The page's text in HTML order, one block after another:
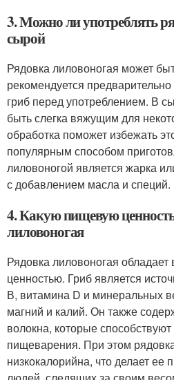
3. Можно ли употреблять
сырой
Рядовка лиловоногая может
рекомендуется
гриб перед употреблением. В
быть слегка вяжущим для
обработка поможет избежать
популярным способом
лиловоногой является жарка
с добавлением масла и специй.
4. Какую пищевую
лиловоногая
Рядовка лиловоногая
ценностью. Гриб является
В, витамина D и минеральных
магний и калий. Он также
волокна, которые
пищеварения. При этом
низкокалорийна, что делает ее